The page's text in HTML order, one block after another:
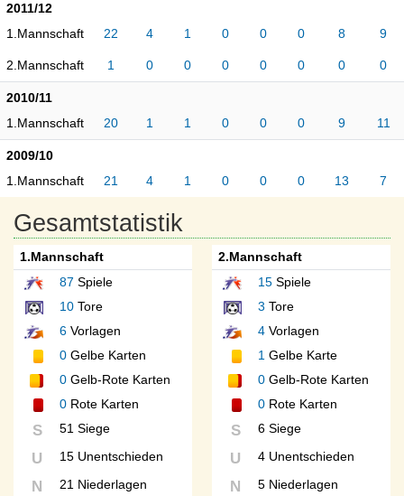
2011/12
1.Mannschaft
22 4 1 0 0 0 8 9
2.Mannschaft 1 0 0 0 0 0 0 0
2010/11
1.Mannschaft
20 1 1 0 0 0 9 11
2009/10
1.Mannschaft
21 4 1 0 0 0 13 7
Gesamtstatistik
1.Mannschaft
87 Spiele
10 Tore
6 Vorlagen
0 Gelbe Karten
0 Gelb-Rote Karten
0 Rote Karten
S 51 Siege
U 15 Unentschieden
N 21 Niederlagen
2.Mannschaft
15Spiele
3 Tore
4Vorlagen
1 Gelbe Karte
0Gelb-Rote Karten
0Rote Karten
S 6 Siege
U 4 Unentschieden
N 5 Niederlagen